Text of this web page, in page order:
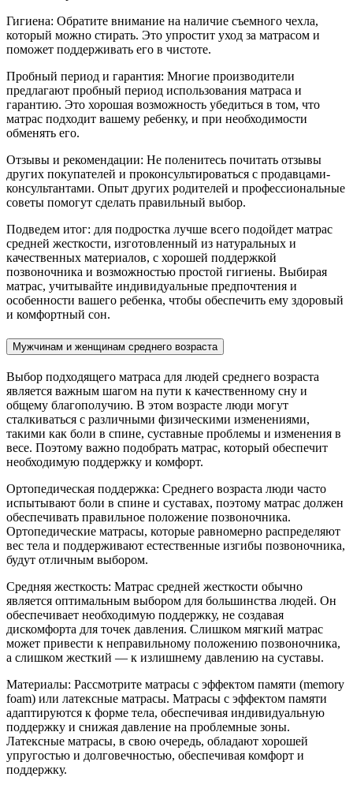
Гигиена: Обратите внимание на наличие съемного чехла,
который можно стирать. Это упростит уход за матрасом и
поможет поддерживать его в чистоте.
Пробный период и гарантия: Многие производители
предлагают пробный период использования матраса и
гарантию. Это хорошая возможность убедиться в том, что
матрас подходит вашему ребенку, и при необходимости
обменять его.
Отзывы и рекомендации: Не поленитесь почитать отзывы
других покупателей и проконсультироваться с продавцами-
консультантами. Опыт других родителей и профессиональные
советы помогут сделать правильный выбор.
Подведем итог: для подростка лучше всего подойдет матрас
средней жесткости, изготовленный из натуральных и
качественных материалов, с хорошей поддержкой
позвоночника и возможностью простой гигиены. Выбирая
матрас, учитывайте индивидуальные предпочтения и
особенности вашего ребенка, чтобы обеспечить ему здоровый
и комфортный сон.
Мужчинам и женщинам среднего возраста
Выбор подходящего матраса для людей среднего возраста
является важным шагом на пути к качественному сну и
общему благополучию. В этом возрасте люди могут
сталкиваться с различными физическими изменениями,
такими как боли в спине, суставные проблемы и изменения в
весе. Поэтому важно подобрать матрас, который обеспечит
необходимую поддержку и комфорт.
Ортопедическая поддержка: Среднего возраста люди часто
испытывают боли в спине и суставах, поэтому матрас должен
обеспечивать правильное положение позвоночника.
Ортопедические матрасы, которые равномерно распределяют
вес тела и поддерживают естественные изгибы позвоночника,
будут отличным выбором.
Средняя жесткость: Матрас средней жесткости обычно
является оптимальным выбором для большинства людей. Он
обеспечивает необходимую поддержку, не создавая
дискомфорта для точек давления. Слишком мягкий матрас
может привести к неправильному положению позвоночника,
а слишком жесткий — к излишнему давлению на суставы.
Материалы: Рассмотрите матрасы с эффектом памяти (memory
foam) или латексные матрасы. Матрасы с эффектом памяти
адаптируются к форме тела, обеспечивая индивидуальную
поддержку и снижая давление на проблемные зоны.
Латексные матрасы, в свою очередь, обладают хорошей
упругостью и долговечностью, обеспечивая комфорт и
поддержку.